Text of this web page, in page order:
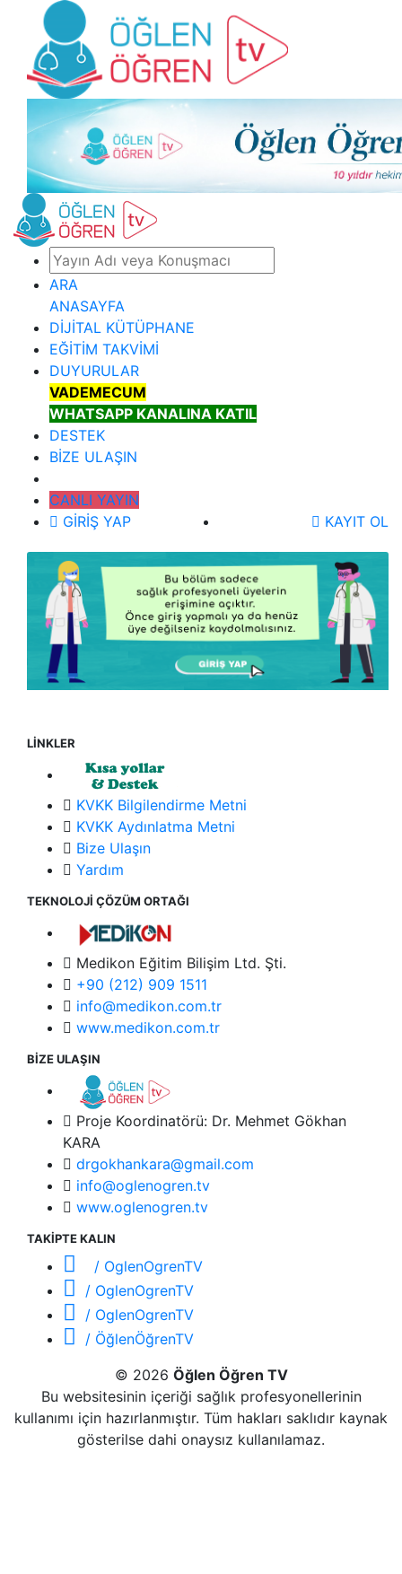
ARA
ANASAYFA
DİJİTAL KÜTÜPHANE
EĞİTİM TAKVİMİ
DUYURULAR
VADEMECUM
WHATSAPP KANALINA KATIL
DESTEK
BİZE ULAŞIN
CANLI YAYIN
GİRİŞ YAP
KAYIT OL
LİNKLER
KVKK Bilgilendirme Metni
KVKK Aydınlatma Metni
Bize Ulaşın
Yardım
TEKNOLOJİ ÇÖZÜM ORTAĞI
Medikon Eğitim Bilişim Ltd. Şti.
+90 (212) 909 1511
info@medikon.com.tr
www.medikon.com.tr
BİZE ULAŞIN
Proje Koordinatörü: Dr. Mehmet Gökhan
KARA
drgokhankara@gmail.com
info@oglenogren.tv
www.oglenogren.tv
TAKİPTE KALIN
/ OglenOgrenTV
/ OglenOgrenTV
/ OglenOgrenTV
/ ÖğlenÖğrenTV
© 2026 Öğlen Öğren TV
Bu websitesinin içeriği sağlık profesyonellerinin
kullanımı için hazırlanmıştır. Tüm hakları saklıdır kaynak
gösterilse dahi onaysız kullanılamaz.